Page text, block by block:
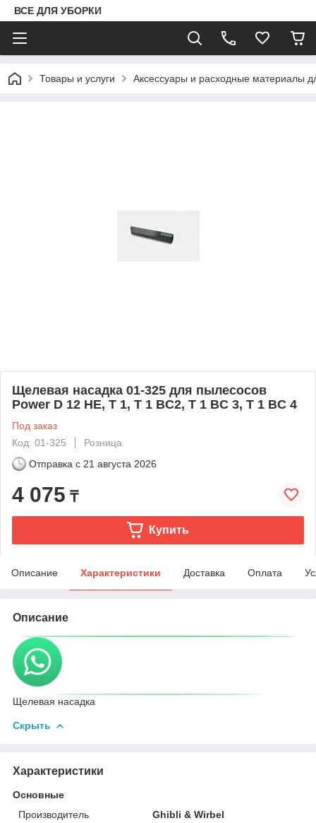
ВСЕ ДЛЯ УБОРКИ
Товары и услуги Аксессуары и расходные материалы
Щелевая насадка 01-325 для пылесосов
Power D 12 HE, T 1, T 1 BC2, T 1 BC 3, T 1 BC 4
Под заказ
Код: 01-325
Розница
Отправка с 21 августа 2026
4 075 ₸
Купить
Описание Характеристики Доставка Оплата
Описание
Щелевая насадка
Скрыть
Характеристики
Основные
Производитель
Ghibli & Wirbel